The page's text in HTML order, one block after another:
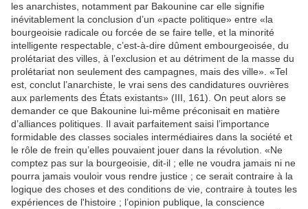
les anarchistes, notamment par Bakounine car elle signifie
inévitablement la conclusion d’un «pacte politique» entre «la
bourgeoisie radicale ou forcée de se faire telle, et la minorité
intelligente respectable, c’est-à-dire dûment embourgeoisée, du
prolétariat des villes, à l’exclusion et au détriment de la masse du
prolétariat non seulement des campagnes, mais des ville». «Tel
est, conclut l’anarchiste, le vrai sens des candidatures ouvrières
aux parlements des États existants» (III, 161). On peut alors se
demander ce que Bakounine lui-même préconisait en matière
d’alliances politiques. Il avait parfaitement saisi l’importance
formidable des classes sociales intermédiaires dans la société et
le rôle de frein qu’elles pouvaient jouer dans la révolution. «Ne
comptez pas sur la bourgeoisie, dit-il ; elle ne voudra jamais ni ne
pourra jamais vouloir vous rendre justice ; ce serait contraire à la
logique des choses et des conditions de vie, contraire à toutes les
expériences de l'histoire ; l’opinion publique, la conscience